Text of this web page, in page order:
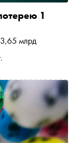
1
млрд